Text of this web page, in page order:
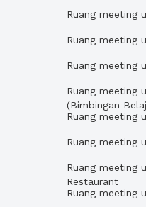
Ruang meeting
Ruang meeting
Ruang meeting
Ruang meeting
(Bimbingan
Ruang meeting
Ruang meeting
Ruang meeting
Restaurant
Ruang meeting